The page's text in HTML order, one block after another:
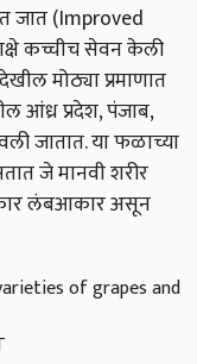
जात (Improved
कच्चीच सेवन केली
मोठ्या प्रमाणात
आंध्र प्रदेश, पंजाब,
जातात. या फळाच्या
जे मानवी शरीर
लंबआकार असून
of grapes and